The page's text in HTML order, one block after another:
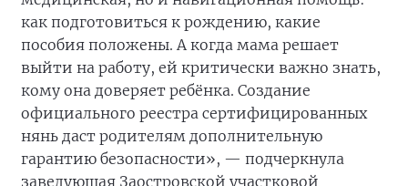
как подготовиться к рождению, какие
пособия положены. А когда мама решает
выйти на работу, ей критически важно знать,
кому она доверяет ребёнка. Создание
официального реестра сертифицированных
нянь даст родителям дополнительную
гарантию безопасности», — подчеркнула
заведующая Заостровской участковой